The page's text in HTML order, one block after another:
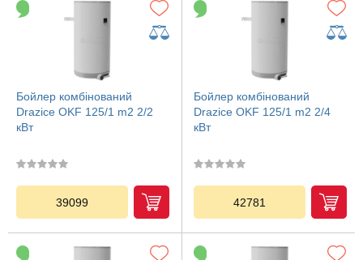
Бойлер комбінований
Drazice OKF 125/1 m2 2/2
кВт
39099
Бойлер комбінований
Drazice OKF 125/1 m2 2/4
кВт
42781